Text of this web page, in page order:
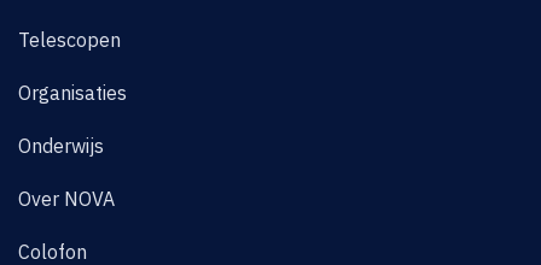
Telescopen
Organisaties
Onderwijs
Over NOVA
Colofon